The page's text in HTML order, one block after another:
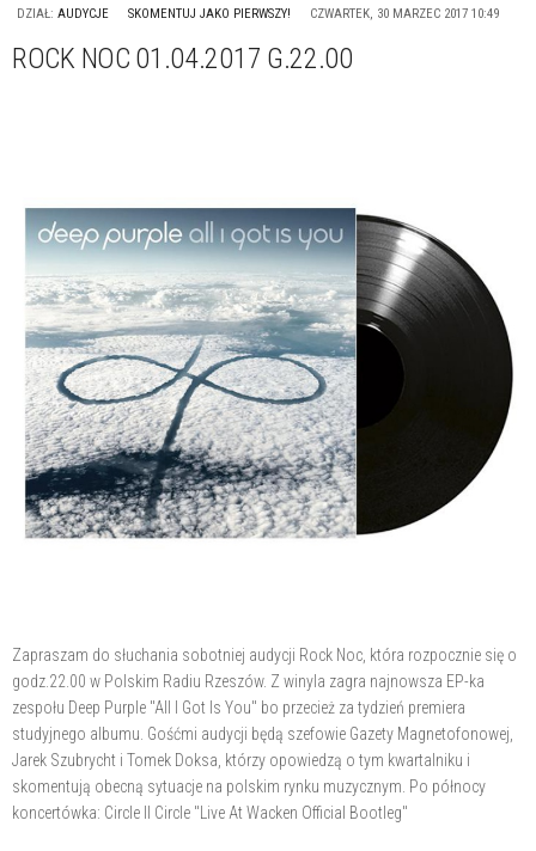
DZIAŁ: AUDYCJE SKOMENTUJ JAKO PIERWSZY! CZWARTEK, 30 MARZEC 2017 10:49
ROCK NOC 01.04.2017 G.22.00
Zapraszam do słuchania sobotniej audycji Rock Noc, która rozpocznie się o
godz.22.00 w Polskim Radiu Rzeszów. Z winyla zagra najnowsza EP-ka
zespołu Deep Purple "All I Got Is You" bo przecież za tydzień premiera
studyjnego albumu. Gośćmi audycji będą szefowie Gazety Magnetofonowej,
Jarek Szubrycht i Tomek Doksa, którzy opowiedzą o tym kwartalniku i
skomentują obecną sytuacje na polskim rynku muzycznym. Po północy
koncertówka: Circle II Circle "Live At Wacken Official Bootleg"